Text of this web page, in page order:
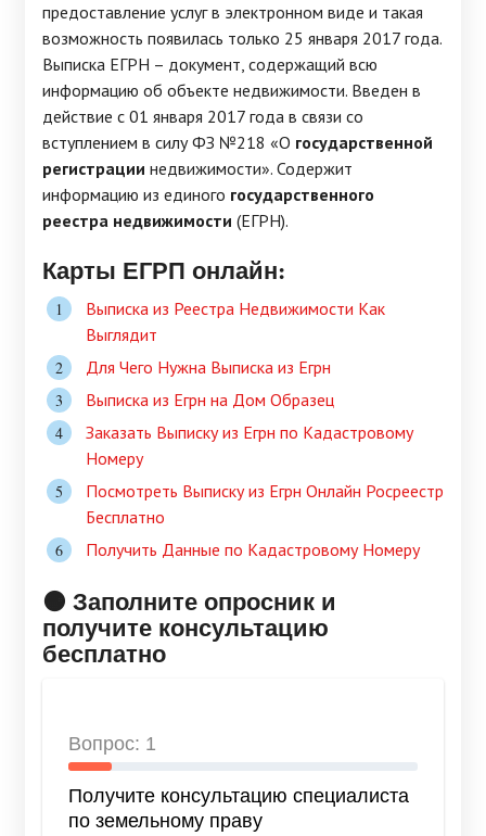
предоставление услуг в электронном виде и такая
возможность появилась только 25 января 2017 года.
Выписка ЕГРН – документ, содержащий всю
информацию об объекте недвижимости. Введен в
действие с 01 января 2017 года в связи со
вступлением в силу ФЗ №218 «О государственной
регистрации недвижимости». Содержит
информацию из единого государственного
реестра недвижимости (ЕГРН).
Карты ЕГРП онлайн:
Выписка из Реестра Недвижимости Как
Выглядит
Для Чего Нужна Выписка из Егрн
Выписка из Егрн на Дом Образец
Заказать Выписку из Егрн по Кадастровому
Номеру
Посмотреть Выписку из Егрн Онлайн Росреестр
Бесплатно
Получить Данные по Кадастровому Номеру
🟠 Заполните опросник и
получите консультацию
бесплатно